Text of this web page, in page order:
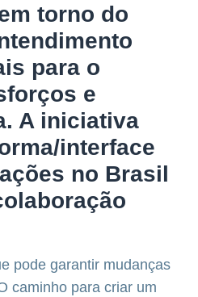
torno do
para o
e
A iniciativa
interface
no Brasil
pode garantir mudanças
caminho para criar um